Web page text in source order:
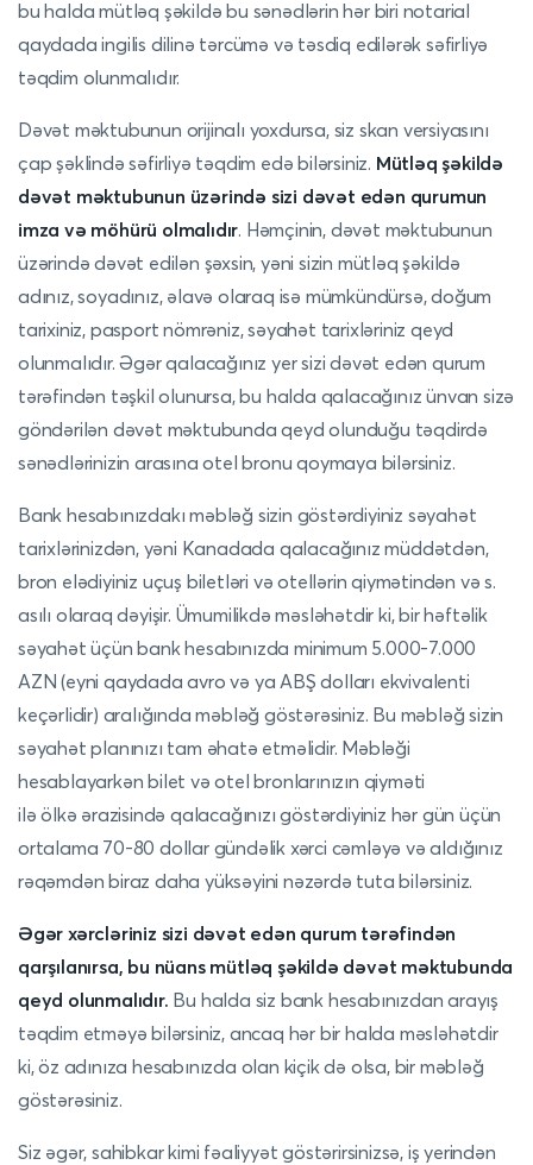
bu halda mütləq şəkildə bu sənədlərin hər biri notarial
qaydada ingilis dilinə tərcümə və təsdiq edilərək səfirliyə
təqdim olunmalıdır.
Dəvət məktubunun orijinalı yoxdursa, siz skan versiyasını
çap şəklində səfirliyə təqdim edə bilərsiniz. Mütləq şəkildə
dəvət məktubunun üzərində sizi dəvət edən qurumun
imza və möhürü olmalıdır. Həmçinin, dəvət məktubunun
üzərində dəvət edilən şəxsin, yəni sizin mütləq şəkildə
adınız, soyadınız, əlavə olaraq isə mümkündürsə, doğum
tarixiniz, pasport nömrəniz, səyahət tarixləriniz qeyd
olunmalıdır. Əgər qalacağınız yer sizi dəvət edən qurum
tərəfindən təşkil olunursa, bu halda qalacağınız ünvan sizə
göndərilən dəvət məktubunda qeyd olunduğu təqdirdə
sənədlərinizin arasına otel bronu qoymaya bilərsiniz.
Bank hesabınızdakı məbləğ sizin göstərdiyiniz səyahət
tarixlərinizdən, yəni Kanadada qalacağınız müddətdən,
bron elədiyiniz uçuş biletləri və otellərin qiymətindən və s.
asılı olaraq dəyişir. Ümumilikdə məsləhətdir ki, bir həftəlik
səyahət üçün bank hesabınızda minimum 5.000-7.000
AZN (eyni qaydada avro və ya ABŞ dolları ekvivalenti
keçərlidir) aralığında məbləğ göstərəsiniz. Bu məbləğ sizin
səyahət planınızı tam əhatə etməlidir. Məbləği
hesablayarkən bilet və otel bronlarınızın qiyməti
ilə ölkə ərazisində qalacağınızı göstərdiyiniz hər gün üçün
ortalama 70-80 dollar gündəlik xərci cəmləyə və aldığınız
rəqəmdən biraz daha yüksəyini nəzərdə tuta bilərsiniz.
Əgər xərcləriniz sizi dəvət edən qurum tərəfindən
qarşılanırsa, bu nüans mütləq şəkildə dəvət məktubunda
qeyd olunmalıdır. Bu halda siz bank hesabınızdan arayış
təqdim etməyə bilərsiniz, ancaq hər bir halda məsləhətdir
ki, öz adınıza hesabınızda olan kiçik də olsa, bir məbləğ
göstərəsiniz.
Siz əgər, sahibkar kimi fəaliyyət göstərirsinizsə, iş yerindən